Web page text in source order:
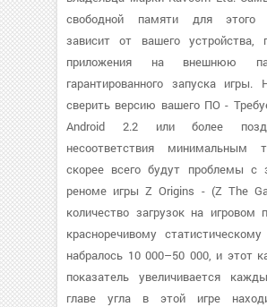
свободной памяти для этого
зависит от вашего устройства,
приложения на внешнюю
гарантированного запуска игры.
сверить версию вашего ПО -
Android 2.2 или более
несоответствия минимальным
скорее всего будут проблемы с
реноме игры Z Origins - (Z The
количество загрузок на игровом
красноречивому
набралось 10 000–50 000, и этот
показатель увеличивается
главе угла в этой игре